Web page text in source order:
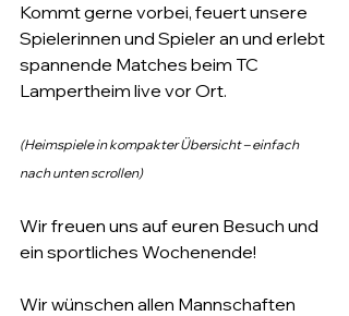
Kommt gerne vorbei, feuert unsere
Spielerinnen und Spieler an und erlebt
spannende Matches beim TC
Lampertheim live vor Ort.
(Heimspiele in kompakter Übersicht – einfach
nach unten scrollen)
Wir freuen uns auf euren Besuch und
ein sportliches Wochenende!
Wir wünschen allen Mannschaften